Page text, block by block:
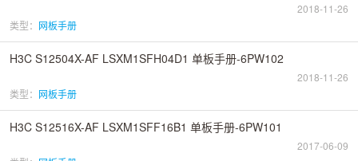
2018-11-26
类型： 网板手册
H3C S12504X-AF LSXM1SFH04D1 单板手册-6PW102
2018-11-26
类型： 网板手册
H3C S12516X-AF LSXM1SFF16B1 单板手册-6PW101
2017-06-09